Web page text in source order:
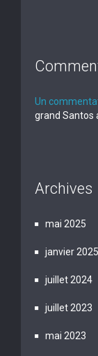
Un
grand Santos
Archives
mai 2025
janvier 2025
juillet 2024
juillet 2023
mai 2023